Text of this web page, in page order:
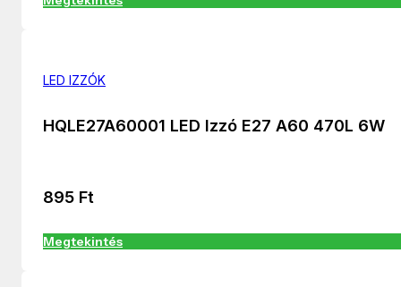
LED IZZÓK
HQLE27A60001 LED Izzó E27 A60 470L 6W
895 Ft
Megtekintés